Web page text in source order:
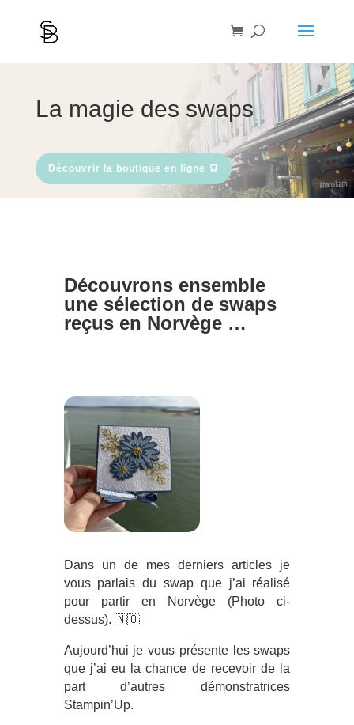
La magie des swaps
Découvrir la boutique en ligne 🛒
Découvrons ensemble
une sélection de swaps
reçus en Norvège …
Dans un de mes derniers articles je
vous parlais du swap que j’ai réalisé
pour partir en Norvège (Photo ci-
dessus). 🇳🇴
Aujourd’hui je vous présente les swaps
que j’ai eu la chance de recevoir de la
part d’autres démonstratrices
Stampin’Up.